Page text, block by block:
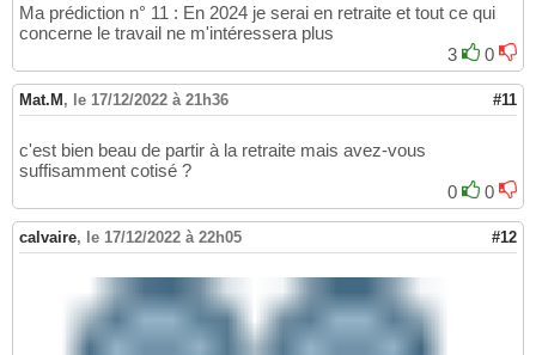
Ma prédiction n° 11 : En 2024 je serai en retraite et tout ce qui
concerne le travail ne m'intéressera plus
3
0
Mat.M, le 17/12/2022 à 21h36 #11
c'est bien beau de partir à la retraite mais avez-vous
suffisamment cotisé ?
0
0
calvaire, le 17/12/2022 à 22h05 #12